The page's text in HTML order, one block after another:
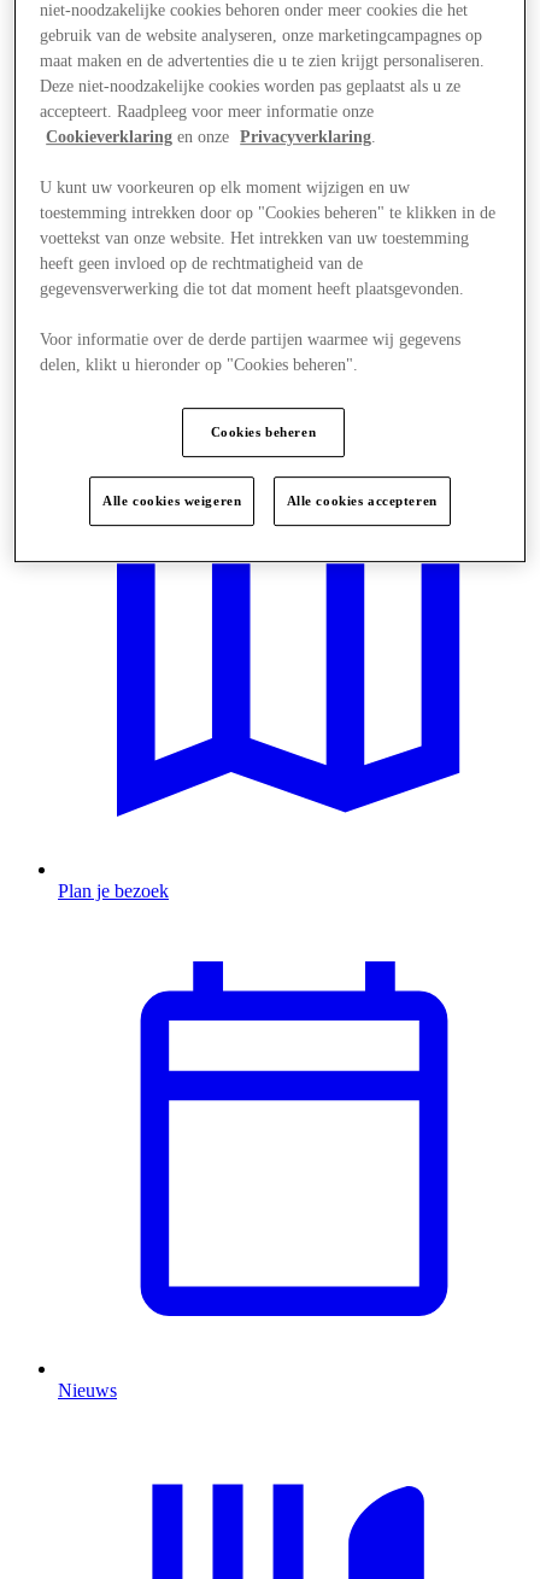
Plan je bezoek
Nieuws
niet-noodzakelijke cookies behoren onder meer cookies die het
gebruik van de website analyseren, onze marketingcampagnes op
maat maken en de advertenties die u te zien krijgt personaliseren.
Deze niet-noodzakelijke cookies worden pas geplaatst als u ze
accepteert. Raadpleeg voor meer informatie onze
Cookieverklaring en onze Privacyverklaring.
U kunt uw voorkeuren op elk moment wijzigen en uw
toestemming intrekken door op "Cookies beheren" te klikken in de
voettekst van onze website. Het intrekken van uw toestemming
heeft geen invloed op de rechtmatigheid van de
gegevensverwerking die tot dat moment heeft plaatsgevonden.
Voor informatie over de derde partijen waarmee wij gegevens
delen, klikt u hieronder op "Cookies beheren".
Cookies beheren
Alle cookies weigeren Alle cookies accepteren